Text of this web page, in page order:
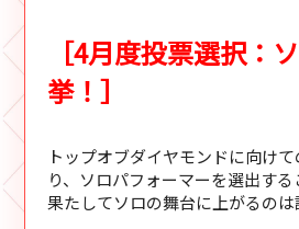
［4月度投票選択：
挙！］
トップオブダイヤモンドに向け
り、ソロパフォーマーを選出する
果たしてソロの舞台に上がるの